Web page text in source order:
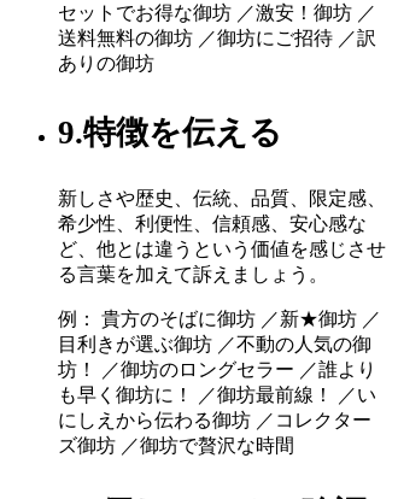
セットでお得な御坊 ／激安！御坊 ／
送料無料の御坊 ／御坊にご招待 ／訳
ありの御坊
9.特徴を伝える
新しさや歴史、伝統、品質、限定感、
希少性、利便性、信頼感、安心感な
ど、他とは違うという価値を感じさせ
る言葉を加えて訴えましょう。
例： 貴方のそばに御坊 ／新★御坊 ／
目利きが選ぶ御坊 ／不動の人気の御
坊！ ／御坊のロングセラー ／誰より
も早く御坊に！ ／御坊最前線！ ／い
にしえから伝わる御坊 ／コレクター
ズ御坊 ／御坊で贅沢な時間